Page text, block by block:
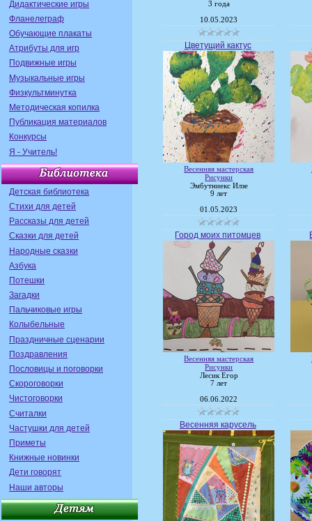
Дидактические игры
Фланелеграф
Обучающие плакаты
Атрибуты для игр
Подвижные игры
Музыкальные игры
Физкультминутка
Методическая копилка
Публикация материалов
Конкурсы
Я - Учитель!
Детская библиотека
Стихи для детей
Рассказы для детей
Сказки для детей
Народные сказки
Азбука
Потешки
Загадки
Пальчиковые игры
Колыбельные
Праздничные сценарии
Поздравления
Пословицы и поговорки
Скороговорки
Чистоговорки
Считалки
Частушки для детей
Приметы
Книжные новинки
Дети говорят
Наши авторы
3 года
10.05.2023
Цветущий кактус
Весенняя мастерская
Рисунки
Эмбутниекс Илзе
9 лет
01.05.2023
Город моих питомцев
Весенняя мастерская
Рисунки
Лесик Егор
7 лет
06.06.2022
Весенняя карусель